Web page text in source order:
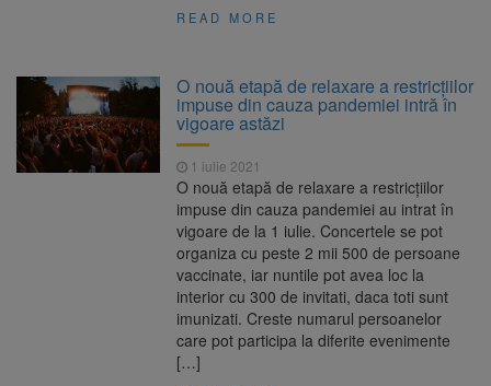
READ MORE
O nouă etapă de relaxare a restricţiilor
impuse din cauza pandemiei intră în
vigoare astăzi
1 iulie 2021
O nouă etapă de relaxare a restricţiilor
impuse din cauza pandemiei au intrat în
vigoare de la 1 iulie. Concertele se pot
organiza cu peste 2 mii 500 de persoane
vaccinate, iar nuntile pot avea loc la
interior cu 300 de invitati, daca toti sunt
imunizati. Creste numarul persoanelor
care pot participa la diferite evenimente
[…]